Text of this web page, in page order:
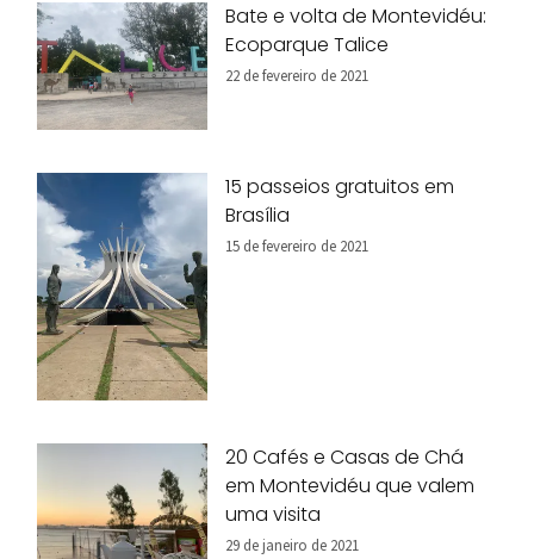
Bate e volta de Montevidéu:
Ecoparque Talice
22 de fevereiro de 2021
15 passeios gratuitos em
Brasília
15 de fevereiro de 2021
20 Cafés e Casas de Chá
em Montevidéu que valem
uma visita
29 de janeiro de 2021